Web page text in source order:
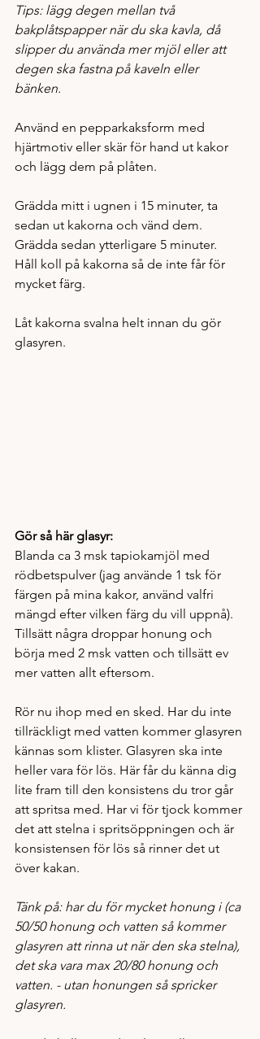
Tips: lägg degen mellan två
bakplåtspapper när du ska kavla, då
slipper du använda mer mjöl eller att
degen ska fastna på kaveln eller
bänken.
Använd en pepparkaksform med
hjärtmotiv eller skär för hand ut kakor
och lägg dem på plåten.
Grädda mitt i ugnen i 15 minuter, ta
sedan ut kakorna och vänd dem.
Grädda sedan ytterligare 5 minuter.
Håll koll på kakorna så de inte får för
mycket färg.
Låt kakorna svalna helt innan du gör
glasyren.
Gör så här glasyr:
Blanda ca 3 msk tapiokamjöl med
rödbetspulver (jag använde 1 tsk för
färgen på mina kakor, använd valfri
mängd efter vilken färg du vill uppnå).
Tillsätt några droppar honung och
börja med 2 msk vatten och tillsätt ev
mer vatten allt eftersom.
Rör nu ihop med en sked. Har du inte
tillräckligt med vatten kommer glasyren
kännas som klister. Glasyren ska inte
heller vara för lös. Här får du känna dig
lite fram till den konsistens du tror går
att spritsa med. Har vi för tjock kommer
det att stelna i spritsöppningen och är
konsistensen för lös så rinner det ut
över kakan.
Tänk på: har du för mycket honung i (ca
50/50 honung och vatten så kommer
glasyren att rinna ut när den ska stelna),
det ska vara max 20/80 honung och
vatten. - utan honungen så spricker
glasyren.